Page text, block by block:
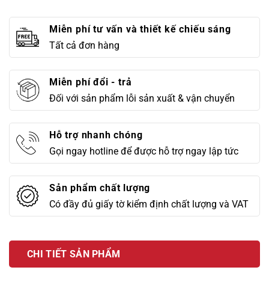
Miễn phí tư vấn và thiết kế chiếu sáng
Tất cả đơn hàng
Miễn phí đổi - trả
Đối với sản phẩm lỗi sản xuất & vận chuyển
Hỗ trợ nhanh chóng
Gọi ngay hotline để được hỗ trợ ngay lập tức
Sản phẩm chất lượng
Có đầy đủ giấy tờ kiểm định chất lượng và VAT
CHI TIẾT SẢN PHẨM